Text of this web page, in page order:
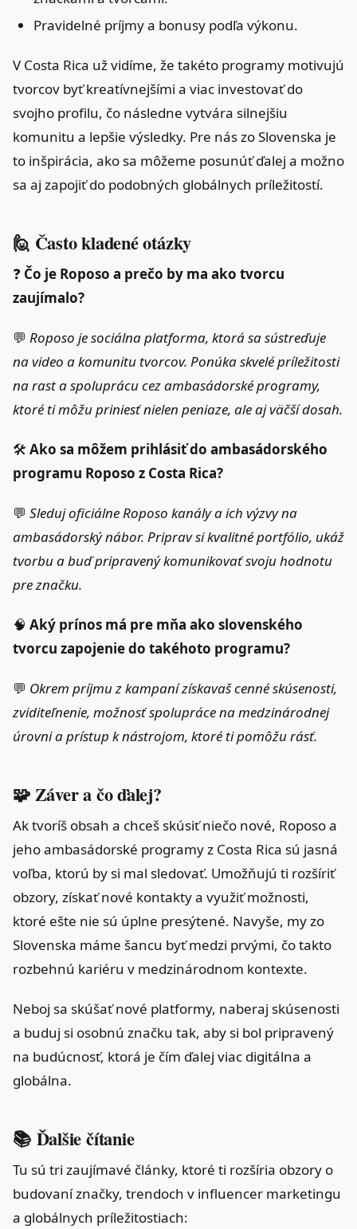
Pravidelné príjmy a bonusy podľa výkonu.
V Costa Rica už vidíme, že takéto programy motivujú
tvorcov byť kreatívnejšími a viac investovať do
svojho profilu, čo následne vytvára silnejšiu
komunitu a lepšie výsledky. Pre nás zo Slovenska je
to inšpirácia, ako sa môžeme posunúť ďalej a možno
sa aj zapojiť do podobných globálnych príležitostí.
🙋 Často kladené otázky
❓ Čo je Roposo a prečo by ma ako tvorcu
zaujímalo?
💬 Roposo je sociálna platforma, ktorá sa sústreďuje
na video a komunitu tvorcov. Ponúka skvelé príležitosti
na rast a spoluprácu cez ambasádorské programy,
ktoré ti môžu priniesť nielen peniaze, ale aj väčší dosah.
🛠️ Ako sa môžem prihlásiť do ambasádorského
programu Roposo z Costa Rica?
💬 Sleduj oficiálne Roposo kanály a ich výzvy na
ambasádorský nábor. Priprav si kvalitné portfólio, ukáž
tvorbu a buď pripravený komunikovať svoju hodnotu
pre značku.
🧠 Aký prínos má pre mňa ako slovenského
tvorcu zapojenie do takéhoto programu?
💬 Okrem príjmu z kampaní získavaš cenné skúsenosti,
zviditeľnenie, možnosť spolupráce na medzinárodnej
úrovni a prístup k nástrojom, ktoré ti pomôžu rásť.
🧩 Záver a čo ďalej?
Ak tvoríš obsah a chceš skúsiť niečo nové, Roposo a
jeho ambasádorské programy z Costa Rica sú jasná
voľba, ktorú by si mal sledovať. Umožňujú ti rozšíriť
obzory, získať nové kontakty a využiť možnosti,
ktoré ešte nie sú úplne presýtené. Navyše, my zo
Slovenska máme šancu byť medzi prvými, čo takto
rozbehnú kariéru v medzinárodnom kontexte.
Neboj sa skúšať nové platformy, naberaj skúsenosti
a buduj si osobnú značku tak, aby si bol pripravený
na budúcnosť, ktorá je čím ďalej viac digitálna a
globálna.
📚 Ďalšie čítanie
Tu sú tri zaujímavé články, ktoré ti rozšíria obzory o
budovaní značky, trendoch v influencer marketingu
a globálnych príležitostiach: